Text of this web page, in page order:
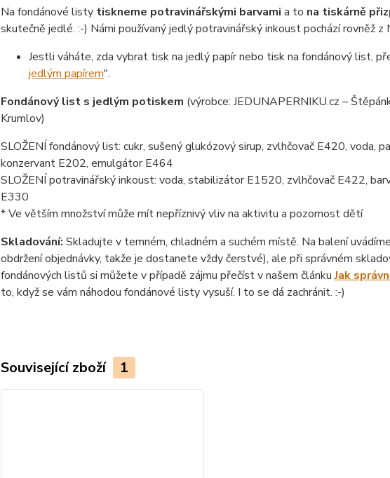
Na fondánové listy tiskneme potravinářskými barvami a to na tiskárně
skutečně jedlé. :-) Námi používaný jedlý potravinářský inkoust pochází rovněž z
Jestli váháte, zda vybrat tisk na jedlý papír nebo tisk na fondánový list,
jedlým papírem".
Fondánový list s jedlým potiskem (výrobce: JEDUNAPERNIKU.cz –
Krumlov)
SLOŽENÍ fondánový list: cukr, sušený glukózový sirup, zvlhčovač E420,
konzervant E202, emulgátor E464
SLOŽENÍ potravinářský inkoust: voda, stabilizátor E1520, zvlhčovač E422,
E330
* Ve větším množství může mít nepříznivý vliv na aktivitu a pozornost dětí
Skladování: Skladujte v temném, chladném a suchém místě. Na balení
obdržení objednávky, takže je dostanete vždy čerstvé), ale při správném
fondánových listů si můžete v případě zájmu přečíst v našem článkuJak
to, když se vám náhodou fondánové listy vysuší. I to se dá zachránit. :-)
Související zboží 1